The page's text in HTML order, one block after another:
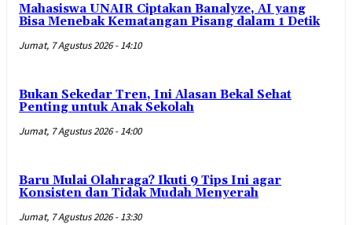
Mahasiswa UNAIR Ciptakan Banalyze, AI yang
Bisa Menebak Kematangan Pisang dalam 1 Detik
Jumat, 7 Agustus 2026 - 14:10
Bukan Sekedar Tren, Ini Alasan Bekal Sehat
Penting untuk Anak Sekolah
Jumat, 7 Agustus 2026 - 14:00
Baru Mulai Olahraga? Ikuti 9 Tips Ini agar
Konsisten dan Tidak Mudah Menyerah
Jumat, 7 Agustus 2026 - 13:30